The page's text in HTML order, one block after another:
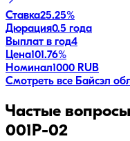
Ставка25.25%
Дюрация0.5 года
Выплат в год4
Цена101.76%
Номинал1000 RUB
Смотреть все Байсэл
Частые
001P-02